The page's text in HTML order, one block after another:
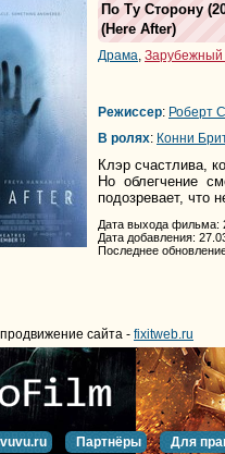
По Ту Сторону
(Here After)
Драма,
Режиссер: Роберт
В ролях: Конни
Клэр счастлива,
Но облегчение
подозревает, что
Дата выхода фильма:
Дата добавления:
Последнее
сайта - fixitweb.ru
Партнёры Для